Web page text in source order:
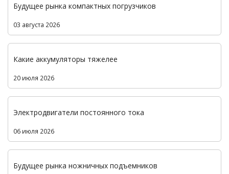
Будущее рынка компактных погрузчиков
03 августа 2026
Какие аккумуляторы тяжелее
20 июля 2026
Электродвигатели постоянного тока
06 июля 2026
Будущее рынка ножничных подъемников